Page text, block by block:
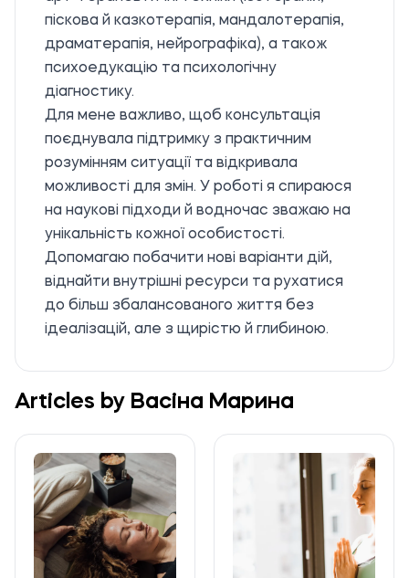
піскова й казкотерапія, мандалотерапія,
драматерапія, нейрографіка), а також
психоедукацію та психологічну
діагностику.
Для мене важливо, щоб консультація
поєднувала підтримку з практичним
розумінням ситуації та відкривала
можливості для змін. У роботі я спираюся
на наукові підходи й водночас зважаю на
унікальність кожної особистості.
Допомагаю побачити нові варіанти дій,
віднайти внутрішні ресурси та рухатися
до більш збалансованого життя без
ідеалізацій, але з щирістю й глибиною.
Articles by Васіна Марина